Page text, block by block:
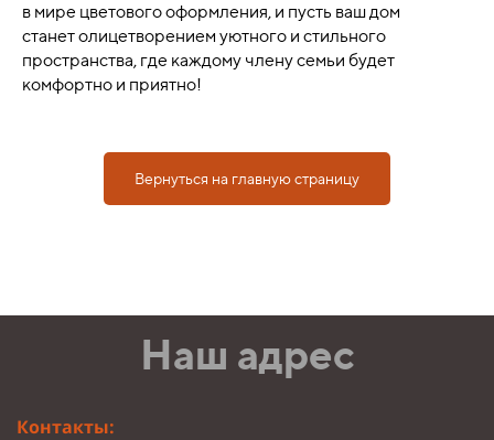
в мире цветового оформления, и пусть ваш дом
станет олицетворением уютного и стильного
пространства, где каждому члену семьи будет
комфортно и приятно!
Вернуться на главную страницу
Наш адрес
Контакты: